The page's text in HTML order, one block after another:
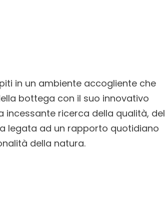
in un ambiente accogliente che
bottega con il suo innovativo
ricerca della qualità, del
legata ad un rapporto quotidiano
della natura.